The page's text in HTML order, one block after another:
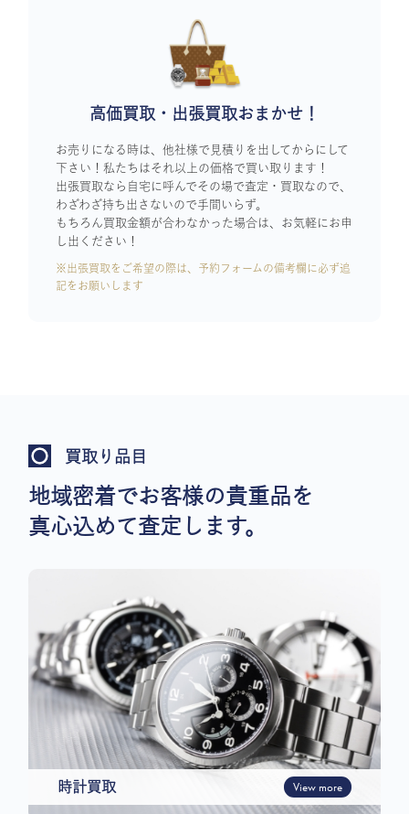
高価買取・出張買取おまかせ！
お売りになる時は、他社様で見積りを出してからにして
下さい！私たちはそれ以上の価格で買い取ります！
出張買取なら自宅に呼んでその場で査定・買取なので、
わざわざ持ち出さないので手間いらず。
もちろん買取金額が合わなかった場合は、お気軽にお申
し出ください！
※出張買取をご希望の際は、予約フォームの備考欄に必ず追
記をお願いします
買取り品目
地域密着でお客様の貴重品を
真心込めて査定します。
時計買取 View more